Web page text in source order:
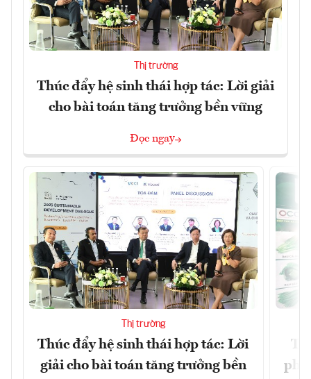
Thị trường
Thúc đẩy hệ sinh thái hợp tác: Lời giải
cho bài toán tăng trưởng bền vững
Đọc ngay
Thị trường
Thúc đẩy hệ sinh thái hợp tác: Lời
giải cho bài toán tăng trưởng bền